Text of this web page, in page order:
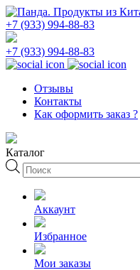
+7 (933) 994-88-83
+7 (933) 994-88-83
Отзывы
Контакты
Как оформить заказ ?
Каталог
Поиск
товаров
Аккаунт
Избранное
Мои заказы